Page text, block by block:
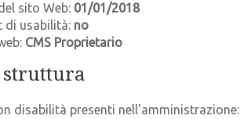
sito Web: 01/01/2018
di usabilità: no
CMS Proprietario
disabilità presenti nell'amministrazione: